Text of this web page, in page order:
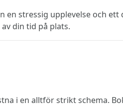
en stressig upplevelse och
din tid på plats.
i en alltför strikt schema.